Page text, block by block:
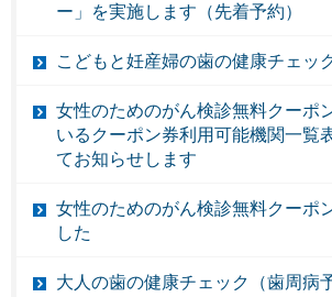
ー」を実施します（先着予約）
こどもと妊産婦の歯の健康チェッ
女性のためのがん検診無料クーポ
いるクーポン券利用可能機関一覧
てお知らせします
女性のためのがん検診無料クーポ
した
大人の歯の健康チェック（歯周病